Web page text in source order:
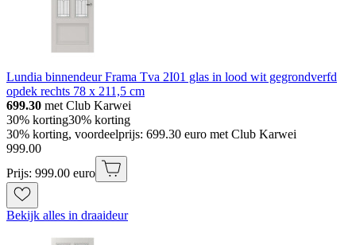
Lundia binnendeur Frama Tva 2I01 glas in lood wit gegrondverfd
opdek rechts 78 x 211,5 cm
699.30 met Club Karwei
30% korting30% korting
30% korting, voordeelprijs: 699.30 euro met Club Karwei
999.00
Prijs: 999.00 euro
Bekijk alles in draaideur